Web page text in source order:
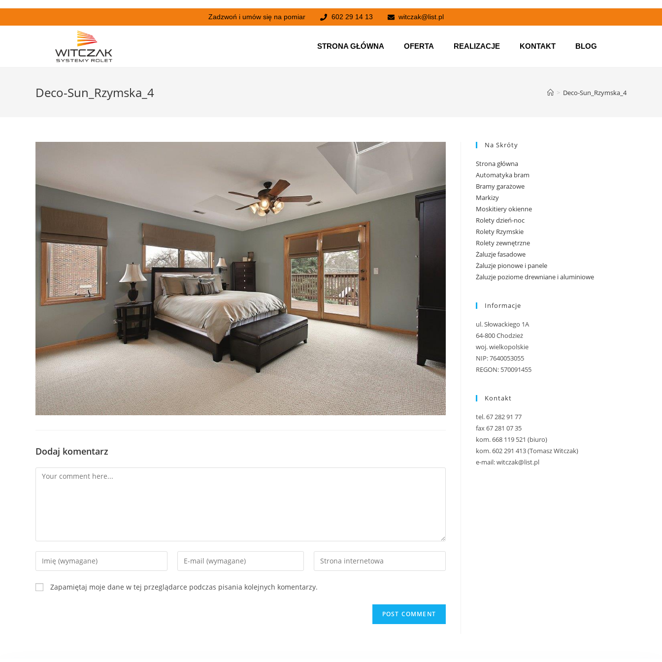
Zadzwoń i umów się na pomiar 602 29 14 13 witczak@list.pl
STRONA GŁÓWNA OFERTA REALIZACJE KONTAKT BLOG
Deco-Sun_Rzymska_4 > Deco-Sun_Rzymska_4
Dodaj komentarz
Zapamiętaj moje dane w tej przeglądarce podczas pisania kolejnych komentarzy.
Na Skróty
Strona główna
Automatyka bram
Bramy garażowe
Markizy
Moskitiery okienne
Rolety dzień-noc
Rolety Rzymskie
Rolety zewnętrzne
Żaluzje fasadowe
Żaluzje pionowe i panele
Żaluzje poziome drewniane i aluminiowe
Informacje
ul. Słowackiego 1A
64-800 Chodzież
woj. wielkopolskie
NIP: 7640053055
REGON: 570091455
Kontakt
tel. 67 282 91 77
fax 67 281 07 35
kom. 668 119 521 (biuro)
kom. 602 291 413 (Tomasz Witczak)
e-mail: witczak@list.pl